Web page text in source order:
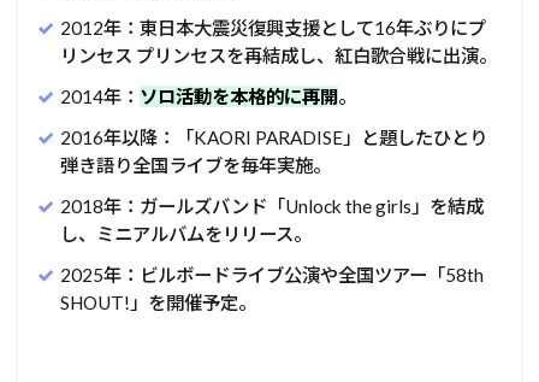
2012年：東日本大震災復興支援として16年ぶりにプ
リンセス プリンセスを再結成し、紅白歌合戦に出演。
2014年： ソロ活動を本格的に再開。
2016年以降：「KAORI PARADISE」と題したひとり
弾き語り全国ライブを毎年実施。
2018年：ガールズバンド「Unlock the girls」を結成
し、ミニアルバムをリリース。
2025年：ビルボードライブ公演や全国ツアー「58th
SHOUT!」を開催予定。